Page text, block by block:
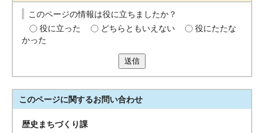
このページの情報は役に立ちましたか？
役に立った
どちらともいえない
役にたたな
かった
送信
このページに関するお問い合わせ
歴史まちづくり課